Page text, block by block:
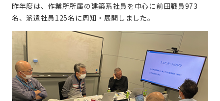
昨年度は、作業所所属の建築系社員を中心に前田職員973
名、派遣社員125名に周知・展開しました。